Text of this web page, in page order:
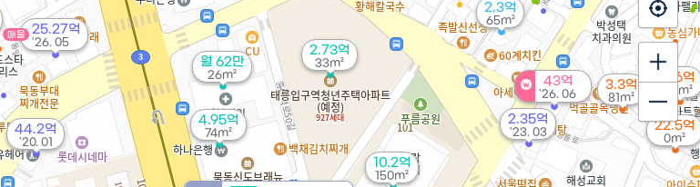
2.73억
33m²
월 62만
26m²
2.3억
65m²
43억
'26. 06
4.95억
74m²
25.27억
'26. 05
매물
10.2억
150m²
2.6억
73m²
2.35억
'23. 03
3.3억
81m²
22.5억
0m²
44.2억
'20. 01